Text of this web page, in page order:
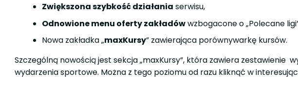
Zwiększona szybkość działania serwisu,
Odnowione menu oferty zakładówwzbogacone o „Polecane
Nowa zakładka „maxKursy” zawierająca porównywarkę kursów.
Szczególną nowością jest sekcja „maxKursy”, która zawiera zestawienie
wydarzenia sportowe. Można z tego poziomu od razu kliknąć w